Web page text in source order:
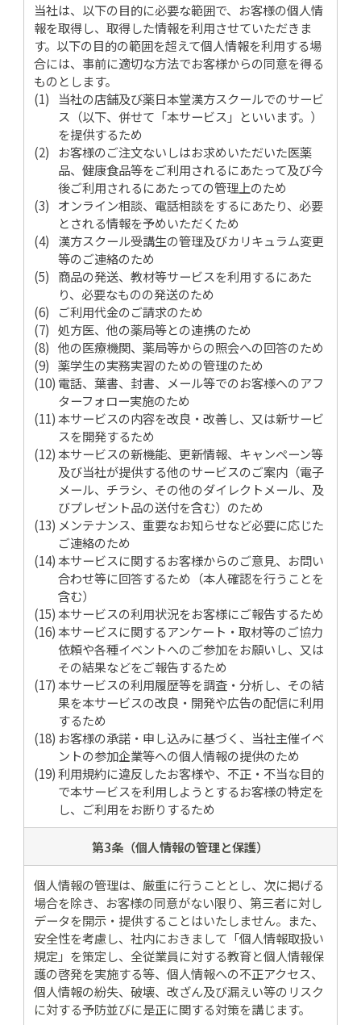
当社は、以下の目的に必要な範囲で、お客様の個人情
報を取得し、取得した情報を利用させていただきま
す。以下の目的の範囲を超えて個人情報を利用する場
合には、事前に適切な方法でお客様からの同意を得る
ものとします。
当社の店舗及び薬日本堂漢方スクールでのサービ
ス（以下、併せて「本サービス」といいます。）
を提供するため
お客様のご注文ないしはお求めいただいた医薬
品、健康食品等をご利用されるにあたって及び今
後ご利用されるにあたっての管理上のため
オンライン相談、電話相談をするにあたり、必要
とされる情報を予めいただくため
漢方スクール受講生の管理及びカリキュラム変更
等のご連絡のため
商品の発送、教材等サービスを利用するにあた
り、必要なものの発送のため
ご利用代金のご請求のため
処方医、他の薬局等との連携のため
他の医療機関、薬局等からの照会への回答のため
薬学生の実務実習のための管理のため
電話、葉書、封書、メール等でのお客様へのアフ
ターフォロー実施のため
本サービスの内容を改良・改善し、又は新サービ
スを開発するため
本サービスの新機能、更新情報、キャンペーン等
及び当社が提供する他のサービスのご案内（電子
メール、チラシ、その他のダイレクトメール、及
びプレゼント品の送付を含む）のため
メンテナンス、重要なお知らせなど必要に応じた
ご連絡のため
本サービスに関するお客様からのご意見、お問い
合わせ等に回答するため（本人確認を行うことを
含む）
本サービスの利用状況をお客様にご報告するため
本サービスに関するアンケート・取材等のご協力
依頼や各種イベントへのご参加をお願いし、又は
その結果などをご報告するため
本サービスの利用履歴等を調査・分析し、その結
果を本サービスの改良・開発や広告の配信に利用
するため
お客様の承諾・申し込みに基づく、当社主催イベ
ントの参加企業等への個人情報の提供のため
利用規約に違反したお客様や、不正・不当な目的
で本サービスを利用しようとするお客様の特定を
し、ご利用をお断りするため
第3条（個人情報の管理と保護）
個人情報の管理は、厳重に行うこととし、次に掲げる
場合を除き、お客様の同意がない限り、第三者に対し
データを開示・提供することはいたしません。また、
安全性を考慮し、社内におきまして「個人情報取扱い
規定」を策定し、全従業員に対する教育と個人情報保
護の啓発を実施する等、個人情報への不正アクセス、
個人情報の紛失、破壊、改ざん及び漏えい等のリスク
に対する予防並びに是正に関する対策を講じます。